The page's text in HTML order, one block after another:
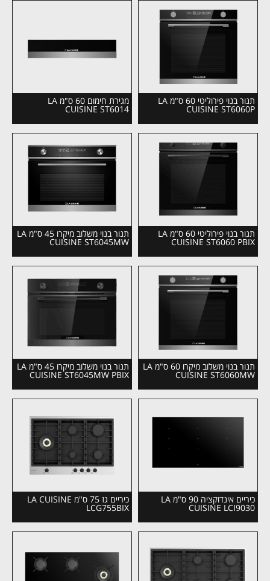
תנור בנוי פירוליטי 60 ס"מ LA
CUISINE ST6060P
מגירת חימום 60 ס"מ LA
CUISINE ST6014
תנור בנוי פירוליטי 60 ס"מ LA
CUISINE ST6060 PBIX
תנור בנוי משלוב מיקרו 45 ס"מ LA
CUISINE ST6045MW
תנור בנוי משלוב מיקרו 60 ס"מ LA
CUISINE ST6060MW
תנור בנוי משלוב מיקרו 45 ס"מ LA
CUISINE ST6045MW PBIX
כיריים אינדוקציה 90 ס"מ LA
CUISINE LCI9030
כיריים גז 75 ס"מ LA CUISINE
LCG755BIX